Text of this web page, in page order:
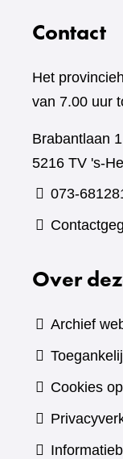
Contact
Het
van 7.00 uur
Brabantlaan 1
5216 TV 's-
073-
Over
Archief
Cookies